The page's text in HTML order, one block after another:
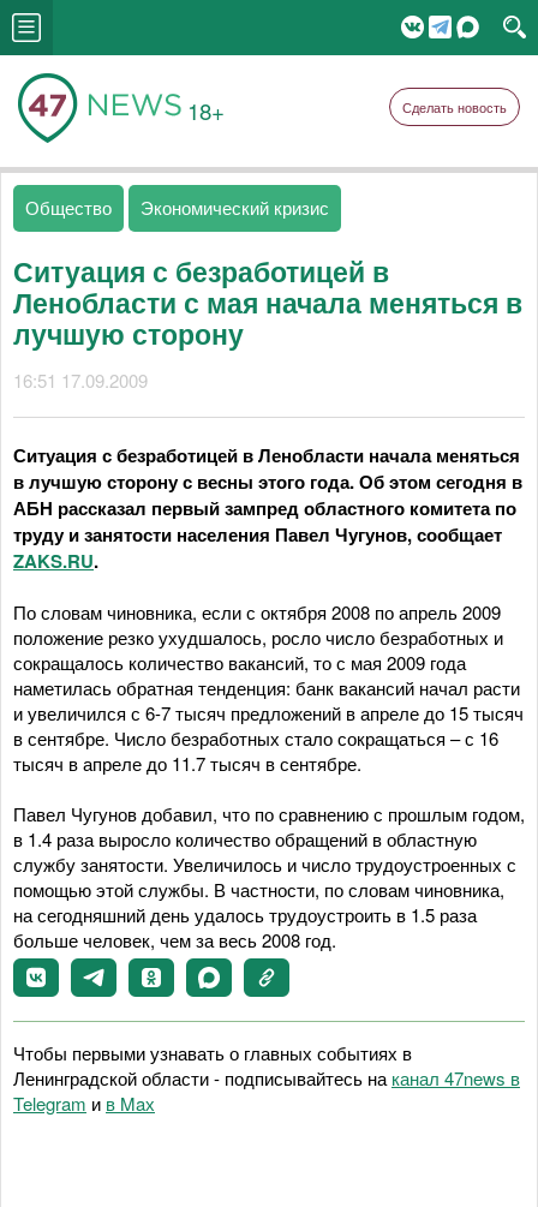
18+ Сделать новость
Общество Экономический кризис
Ситуация с безработицей в
Ленобласти с мая начала меняться в
лучшую сторону
16:51 17.09.2009
Ситуация с безработицей в Ленобласти начала меняться
в лучшую сторону с весны этого года. Об этом сегодня в
АБН рассказал первый зампред областного комитета по
труду и занятости населения Павел Чугунов, сообщает
ZAKS.RU.
По словам чиновника, если с октября 2008 по апрель 2009
положение резко ухудшалось, росло число безработных и
сокращалось количество вакансий, то с мая 2009 года
наметилась обратная тенденция: банк вакансий начал расти
и увеличился с 6-7 тысяч предложений в апреле до 15 тысяч
в сентябре. Число безработных стало сокращаться – с 16
тысяч в апреле до 11.7 тысяч в сентябре.
Павел Чугунов добавил, что по сравнению с прошлым годом,
в 1.4 раза выросло количество обращений в областную
службу занятости. Увеличилось и число трудоустроенных с
помощью этой службы. В частности, по словам чиновника,
на сегодняшний день удалось трудоустроить в 1.5 раза
больше человек, чем за весь 2008 год.
Чтобы первыми узнавать о главных событиях в
Ленинградской области - подписывайтесь на канал 47news в
Telegram и в Maх